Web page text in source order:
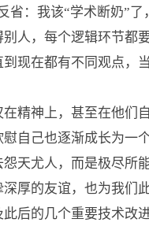
：我该“学术断奶”
人，每个逻辑环节都
现在都有不同观点，
神上，甚至在他们
自己也逐渐成长为一
天尤人，而是极尽所
厚的友谊，也为我们
后的几个重要技术改